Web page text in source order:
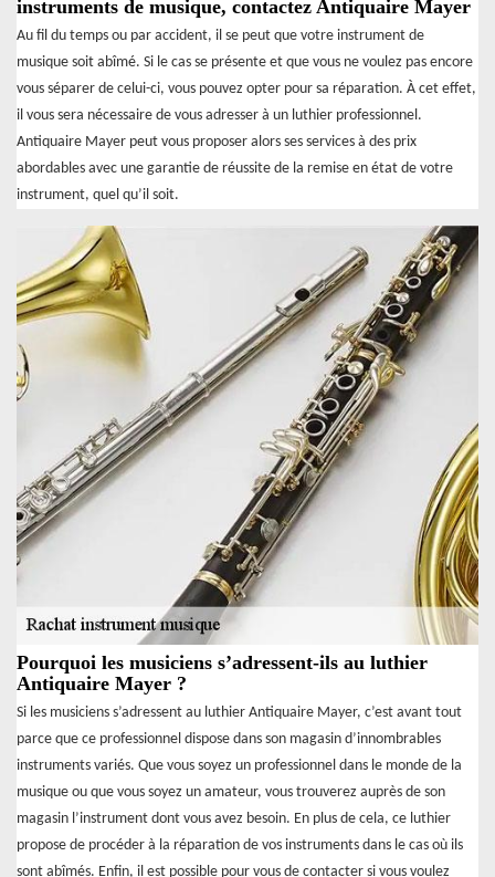
instruments de musique, contactez Antiquaire Mayer
Au fil du temps ou par accident, il se peut que votre instrument de
musique soit abîmé. Si le cas se présente et que vous ne voulez pas encore
vous séparer de celui-ci, vous pouvez opter pour sa réparation. À cet effet,
il vous sera nécessaire de vous adresser à un luthier professionnel.
Antiquaire Mayer peut vous proposer alors ses services à des prix
abordables avec une garantie de réussite de la remise en état de votre
instrument, quel qu’il soit.
Pourquoi les musiciens s’adressent-ils au luthier
Antiquaire Mayer ?
Si les musiciens s’adressent au luthier Antiquaire Mayer, c’est avant tout
parce que ce professionnel dispose dans son magasin d’innombrables
instruments variés. Que vous soyez un professionnel dans le monde de la
musique ou que vous soyez un amateur, vous trouverez auprès de son
magasin l’instrument dont vous avez besoin. En plus de cela, ce luthier
propose de procéder à la réparation de vos instruments dans le cas où ils
sont abîmés. Enfin, il est possible pour vous de contacter si vous voulez